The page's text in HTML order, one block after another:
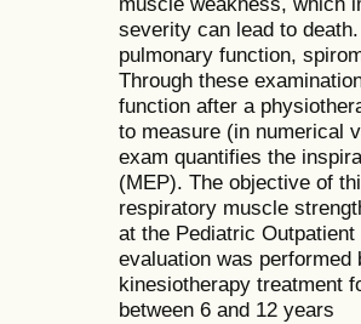
severity can lead to
pulmonary function,
Through these
function after a
to measure (in numerical
exam quantifies the
(MEP). The objective of
respiratory muscle
at the Pediatric
evaluation was
kinesiotherapy treatment
between 6 and 12 years